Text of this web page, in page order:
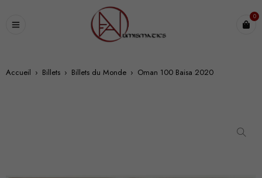
0
Accueil › Billets › Billets du Monde › Oman 100 Baisa 2020